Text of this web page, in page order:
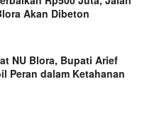
Akan Dibeton
NU Blora, Bupati Arief
Peran dalam Ketahanan